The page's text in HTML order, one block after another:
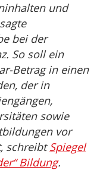
und
bei der
So soll ein
Betrag in einen
der in
sowie
vor
schreibtSpiegel
Bildung.